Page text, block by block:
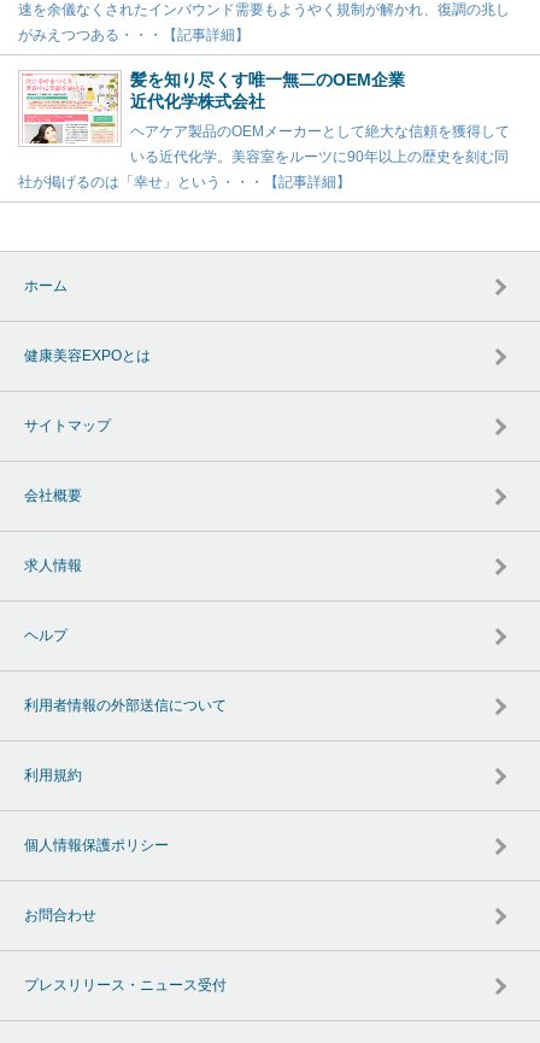
速を余儀なくされたインバウンド需要もようやく規制が解かれ、復調の兆し
がみえつつある・・・【記事詳細】
髪を知り尽くす唯一無二のOEM企業
近代化学株式会社
ヘアケア製品のOEMメーカーとして絶大な信頼を獲得して
いる近代化学。美容室をルーツに90年以上の歴史を刻む同
社が掲げるのは「幸せ」という・・・【記事詳細】
ホーム
健康美容EXPOとは
サイトマップ
会社概要
求人情報
ヘルプ
利用者情報の外部送信について
利用規約
個人情報保護ポリシー
お問合わせ
プレスリリース・ニュース受付